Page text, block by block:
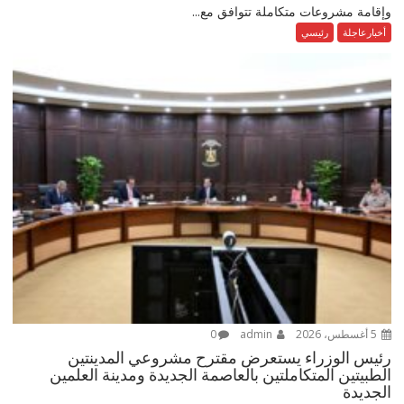
وإقامة مشروعات متكاملة تتوافق مع...
أخبارعاجلة رئيسي
0
رئيس الوزراء يستعرض مقترح مشروعي المدينتين
الطبيتين المتكاملتين بالعاصمة الجديدة ومدينة العلمين
الجديدة